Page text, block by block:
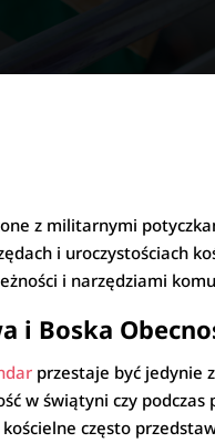
z militarnymi
i uroczystościach
i narzędziami
i Boska
przestaje być jedynie
w świątyni czy
często